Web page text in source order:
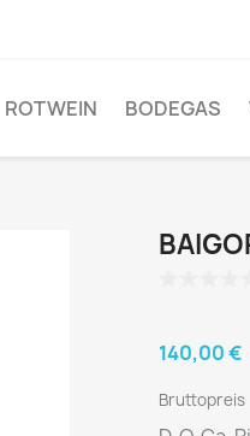
ROTWEIN BODEGAS
140,00 €
Bruttopreis